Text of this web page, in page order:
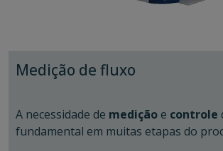
Medição de fluxo
A necessidade de mediçãoe controle
fundamental em muitas etapas do